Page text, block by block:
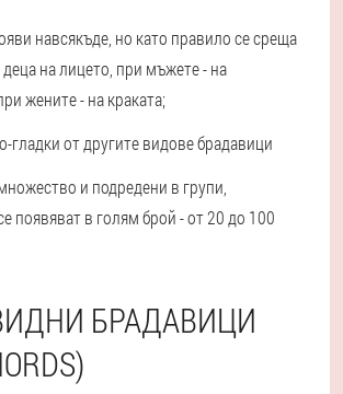
навсякъде, но като правило се среща
на лицето, при мъжете - на
жените - на краката;
гладки от другите видове брадавици
и подредени в групи,
появяват в голям брой - от 20 до 100
БРАДАВИЦИ